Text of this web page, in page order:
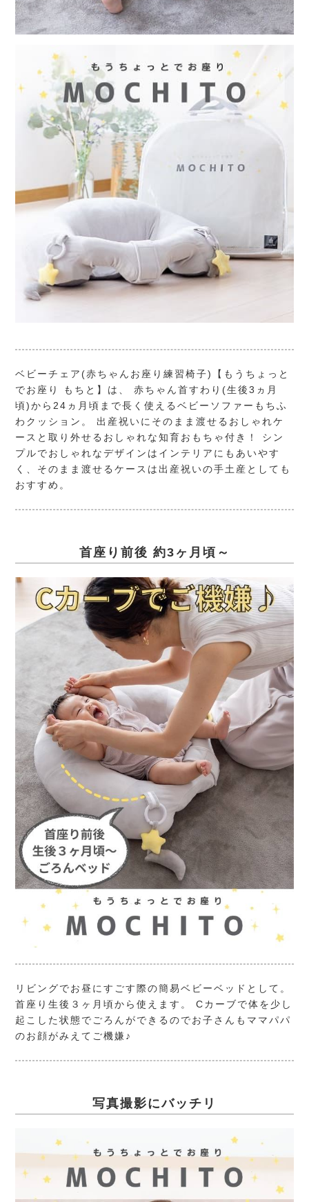
ベビーチェア(赤ちゃんお座り練習椅子)【もうちょっと
でお座り もちと】は、 赤ちゃん首すわり(生後3ヵ月
頃)から24ヵ月頃まで長く使えるベビーソファーもちふ
わクッション。 出産祝いにそのまま渡せるおしゃれケ
ースと取り外せるおしゃれな知育おもちゃ付き！ シン
プルでおしゃれなデザインはインテリアにもあいやす
く、そのまま渡せるケースは出産祝いの手土産としても
おすすめ。
首座り前後 約3ヶ月頃～
リビングでお昼にすごす際の簡易ベビーベッドとして。
首座り生後３ヶ月頃から使えます。 Cカーブで体を少し
起こした状態でごろんができるのでお子さんもママパパ
のお顔がみえてご機嫌♪
写真撮影にバッチリ